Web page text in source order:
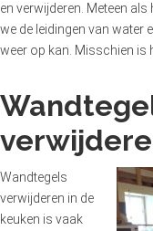
en verwijderen. Meteen
we de leidingen van water
weer op kan. Misschien is
Wandtegels
verwijderen in de
keuken is vaak